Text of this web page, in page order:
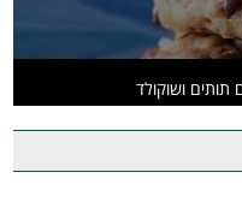
תותים ושוקולד